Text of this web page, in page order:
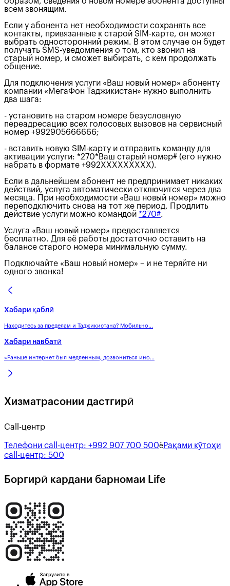
всем звонящим.
Если у абонента нет необходимости сохранять все
контакты, привязанные к старой SIM-карте, он может
выбрать односторонний режим. В этом случае он будет
получать SMS-уведомления о том, кто звонил на
старый номер, и сможет выбирать, с кем продолжать
общение.
Для подключения услуги «Ваш новый номер» абоненту
компании «МегаФон Таджикистан» нужно выполнить
два шага:
- установить на старом номере безусловную
переадресацию всех голосовых вызовов на сервисный
номер +992905666666;
- вставить новую SIM-карту и отправить команду для
активации услуги: *270*Ваш старый номер# (его нужно
набрать в формате +992XXXXXXXXX).
Если в дальнейшем абонент не предпринимает никаких
действий, услуга автоматически отключится через два
месяца. При необходимости «Ваш новый номер» можно
переподключить снова на тот же период. Продлить
действие услуги можно командой *270#.
Услуга «Ваш новый номер» предоставляется
бесплатно. Для её работы достаточно оставить на
балансе старого номера минимальную сумму.
Подключайте «Ваш новый номер» – и не теряйте ни
одного звонка!
Хабари қаблӣ
Находитесь за пределам и Таджикистана? Мобильно...
Хабари навбатӣ
«Раньше интернет был медленным, дозвониться ино...
Хизматрасонии дастгирӣ
Call-центр
Телефони call-центр: +992 907 700 500ёРақами кӯтоҳи
call-центр: 500
Боргирӣ кардани барномаи Life